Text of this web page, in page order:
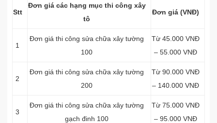
Stt
Đơn giá các hạng mục thi công xây
tô
Đơn giá (VNĐ)
1
Đơn giá thi công sửa chữa xây tường
100
Từ 45.000 VNĐ
– 55.000 VNĐ
2
Đơn giá thi công sửa chữa xây tường
200
Từ 90.000 VNĐ
– 140.000 VNĐ
3
Đơn giá thi công sửa chữa xây tường
gạch đinh 100
Từ 75.000 VNĐ
– 95.000 VNĐ